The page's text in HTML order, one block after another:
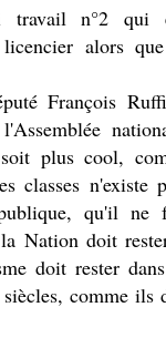
n°2 qui
alors
François
plus cool,
classes n'existe
qu'il ne
Nation doit
doit rester
comme ils